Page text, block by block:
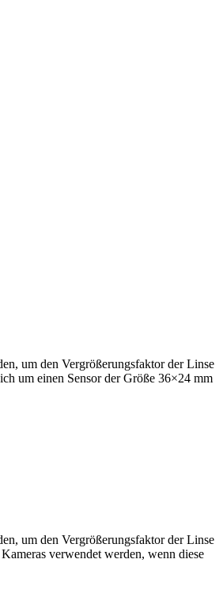
um den Vergrößerungsfaktor der Linse
um einen Sensor der Größe 36×24 mm
um den Vergrößerungsfaktor der Linse
verwendet werden, wenn diese